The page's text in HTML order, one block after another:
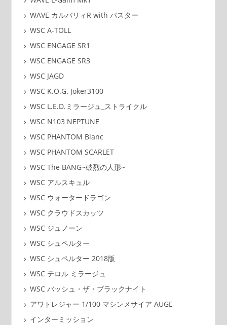
WAVE カルバリィR with バスター
WSC A-TOLL
WSC ENGAGE SR1
WSC ENGAGE SR3
WSC JAGD
WSC K.O.G. Joker3100
WSC L.E.D.ミラージュ_ストライクル
WSC N103 NEPTUNE
WSC PHANTOM Blanc
WSC PHANTOM SCARLET
WSC The BANG~破烈の人形~
WSC アルスキュル
WSC ウォータードラゴン
WSC クラウドスカッツ
WSC ジュノーン
WSC シュペルター
WSC シュペルター 2018版
WSC テロル ミラージュ
WSC バッシュ・ザ・ブラックナイト
アワトレジャー 1/100 マシンメサイア AUGE
インターミッション